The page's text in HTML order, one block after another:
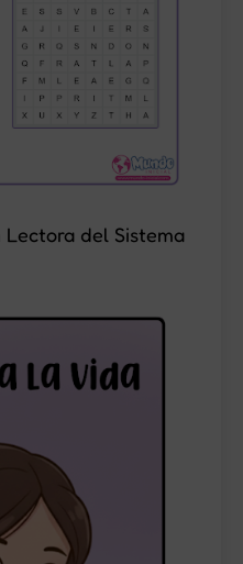
Lectora del Sistema